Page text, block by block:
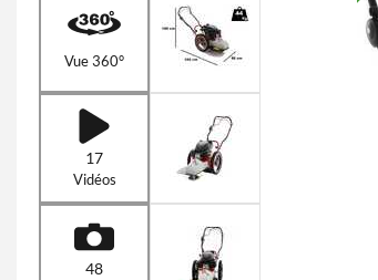
Vue 360°
17
Vidéos
48